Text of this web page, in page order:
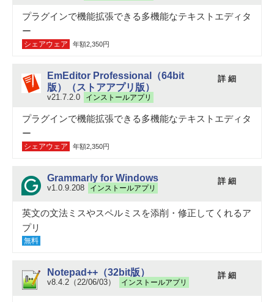
プラグインで機能拡張できる多機能なテキストエディタ
ー
シェアウェア 年額2,350円
EmEditor Professional（64bit
版）（ストアアプリ版）
v21.7.2.0 インストールアプリ
詳 細
プラグインで機能拡張できる多機能なテキストエディタ
ー
シェアウェア 年額2,350円
Grammarly for Windows
v1.0.9.208 インストールアプリ
詳 細
英文の文法ミスやスペルミスを添削・修正してくれるア
プリ
無料
Notepad++（32bit版）
v8.4.2（22/06/03） インストールアプリ
詳 細